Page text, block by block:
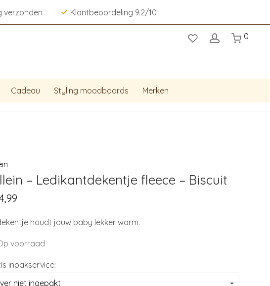
verzonden Klantbeoordeling 9.2/10
0
Cadeau Styling moodboards Merken
– Ledikantdekentje fleece – Biscuit
houdt jouw baby lekker warm.
voorraad
inpakservice: